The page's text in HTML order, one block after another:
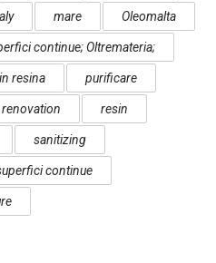
mare Oleomalta
continue; Oltremateria;
resina purificare
renovation resin
sanitizing
continue